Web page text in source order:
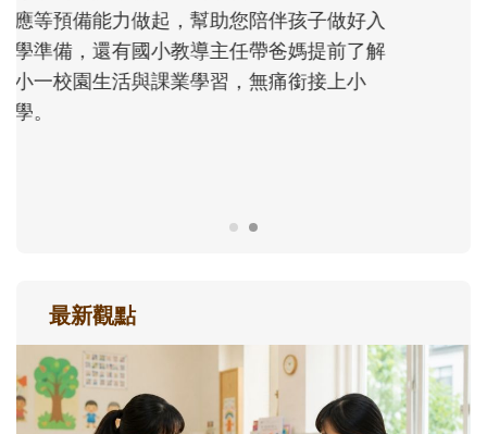
次「前所未有」的體驗中，跟著孩子一起長
大。從給予安全感的肢體遊戲，到獨立自
主、角色認同及解決問題的能力養成。爸爸
最新觀點